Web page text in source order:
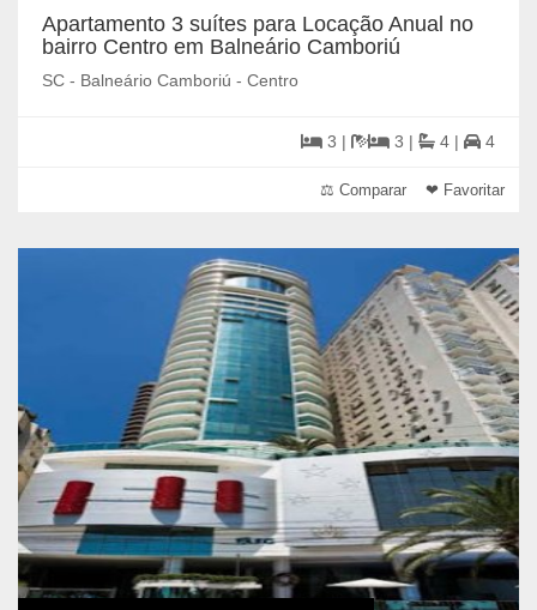
Apartamento 3 suítes para Locação Anual no
bairro Centro em Balneário Camboriú
SC - Balneário Camboriú - Centro
3 | 3 | 4 | 4
⚖ Comparar ❤ Favoritar